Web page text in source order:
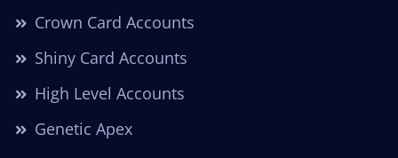
Crown Card Accounts
Shiny Card Accounts
High Level Accounts
Genetic Apex